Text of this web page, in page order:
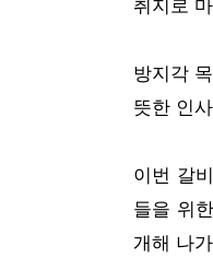
취지로
방지각
뜻한 인
이번 갈
들을 위
개해 나